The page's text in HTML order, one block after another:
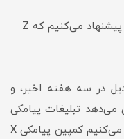
✅ فرمول: «به دلیل X و بر اساس داده Y، پیشنهاد می‌کنیم که Z
افت ۱۲٪ نرخ تبدیل در سه هفته اخیر، و
تبلیغات پیامکی
نرخ تبدیل را ۱۸٪ بهبود می‌دهد، پیشنهاد می‌کنیم کمپین پیامکی X